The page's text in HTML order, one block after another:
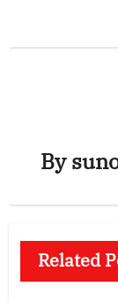
By
Related